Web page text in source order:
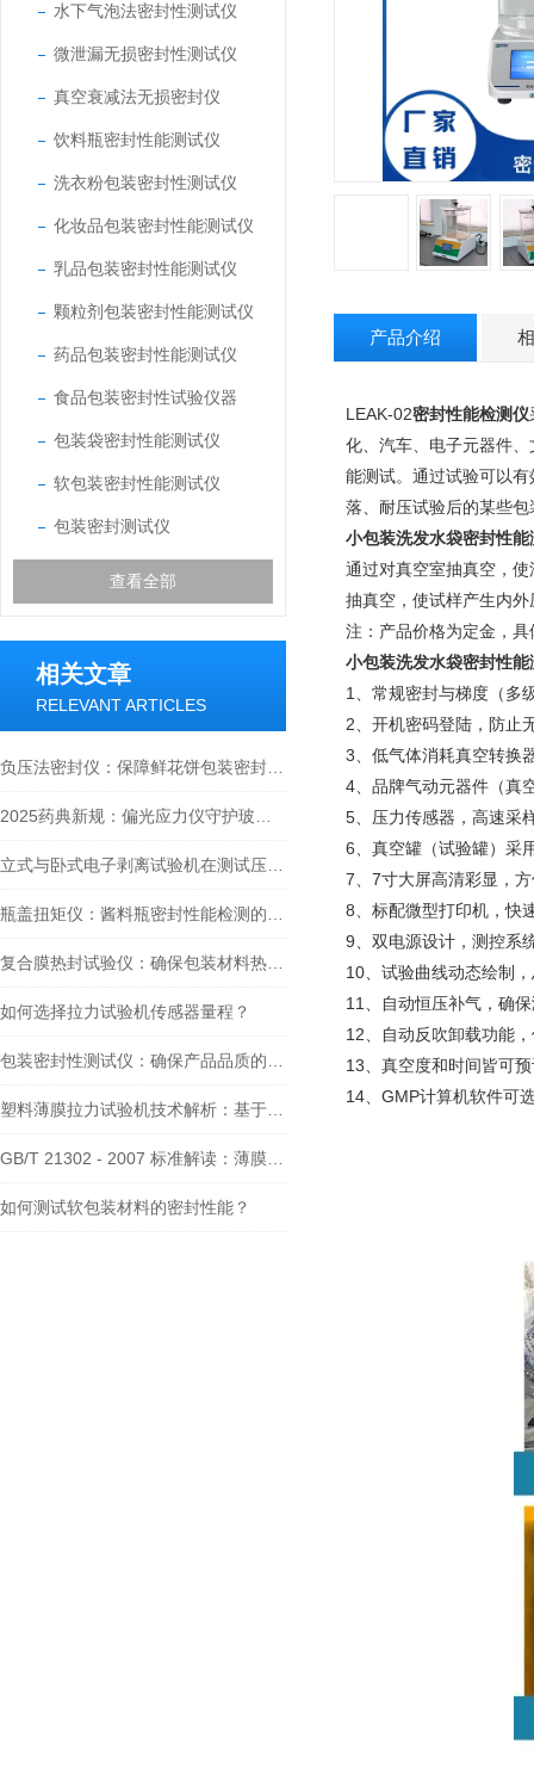
水下气泡法密封性测试仪
微泄漏无损密封性测试仪
真空衰减法无损密封仪
饮料瓶密封性能测试仪
洗衣粉包装密封性测试仪
化妆品包装密封性能测试仪
乳品包装密封性能测试仪
颗粒剂包装密封性能测试仪
药品包装密封性能测试仪
食品包装密封性试验仪器
包装袋密封性能测试仪
软包装密封性能测试仪
包装密封测试仪
查看全部
相关文章
RELEVANT ARTICLES
如何选择拉力试验机传感器量程？
如何测试软包装材料的密封性能？
产品介绍
LEAK-02密封性能检测仪
化、汽车、电子元器件
能测试。通过试验可以
落、耐压试验后的某些
小包装洗发水袋密封性能
通过对真空室抽真空，
抽真空，使试样产生内
注：产品价格为定金，
小包装洗发水袋密封性能
1、常规密封与梯度（多
2、开机密码登陆，防止
3、低气体消耗真空转换
4、品牌气动元器件（真
5、压力传感器，高速采
6、真空罐（试验罐）采
7、7寸大屏高清彩显，
8、标配微型打印机，快
9、双电源设计，测控系
10、试验曲线动态绘制
11、自动恒压补气，确
12、自动反吹卸载功能
13、真空度和时间皆可
14、GMP计算机软件可